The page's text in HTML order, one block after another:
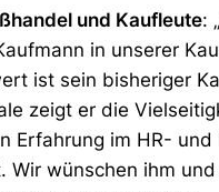
und Kaufleute:
in unserer
ist sein bisheriger
zeigt er die
Erfahrung im HR-
wünschen ihm